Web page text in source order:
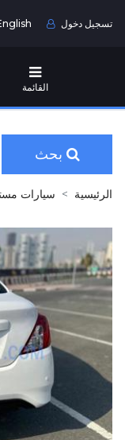
تسجيل دخول
القائمة
بحث
الرئيسية سيارات